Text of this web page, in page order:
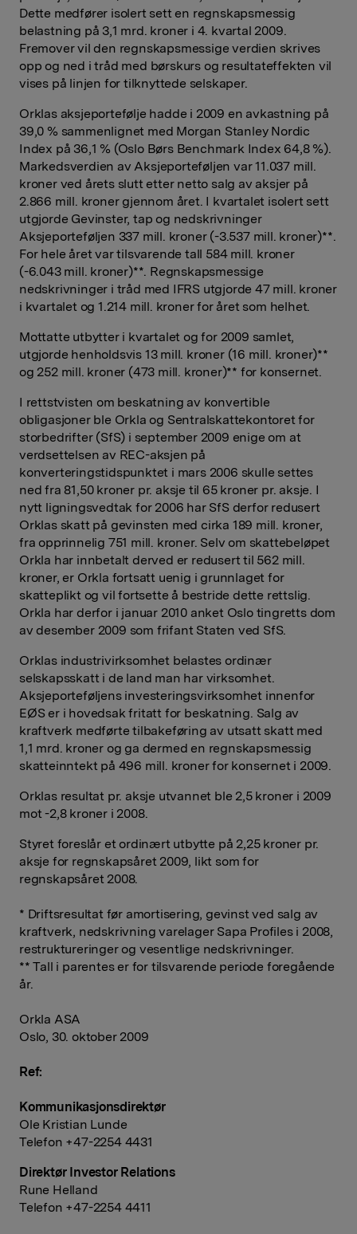
Dette medfører isolert sett en regnskapsmessig
belastning på 3,1 mrd. kroner i 4. kvartal 2009.
Fremover vil den regnskapsmessige verdien skrives
opp og ned i tråd med børskurs og resultateffekten vil
vises på linjen for tilknyttede selskaper.
Orklas aksjeportefølje hadde i 2009 en avkastning på
39,0 % sammenlignet med Morgan Stanley Nordic
Index på 36,1 % (Oslo Børs Benchmark Index 64,8 %).
Markedsverdien av Aksjeporteføljen var 11.037 mill.
kroner ved årets slutt etter netto salg av aksjer på
2.866 mill. kroner gjennom året. I kvartalet isolert sett
utgjorde Gevinster, tap og nedskrivninger
Aksjeporteføljen 337 mill. kroner (-3.537 mill. kroner)**.
For hele året var tilsvarende tall 584 mill. kroner
(-6.043 mill. kroner)**. Regnskapsmessige
nedskrivninger i tråd med IFRS utgjorde 47 mill. kroner
i kvartalet og 1.214 mill. kroner for året som helhet.
Mottatte utbytter i kvartalet og for 2009 samlet,
utgjorde henholdsvis 13 mill. kroner (16 mill. kroner)**
og 252 mill. kroner (473 mill. kroner)** for konsernet.
I rettstvisten om beskatning av konvertible
obligasjoner ble Orkla og Sentralskattekontoret for
storbedrifter (SfS) i september 2009 enige om at
verdsettelsen av REC-aksjen på
konverteringstidspunktet i mars 2006 skulle settes
ned fra 81,50 kroner pr. aksje til 65 kroner pr. aksje. I
nytt ligningsvedtak for 2006 har SfS derfor redusert
Orklas skatt på gevinsten med cirka 189 mill. kroner,
fra opprinnelig 751 mill. kroner. Selv om skattebeløpet
Orkla har innbetalt derved er redusert til 562 mill.
kroner, er Orkla fortsatt uenig i grunnlaget for
skatteplikt og vil fortsette å bestride dette rettslig.
Orkla har derfor i januar 2010 anket Oslo tingretts dom
av desember 2009 som frifant Staten ved SfS.
Orklas industrivirksomhet belastes ordinær
selskapsskatt i de land man har virksomhet.
Aksjeporteføljens investeringsvirksomhet innenfor
EØS er i hovedsak fritatt for beskatning. Salg av
kraftverk medførte tilbakeføring av utsatt skatt med
1,1 mrd. kroner og ga dermed en regnskapsmessig
skatteinntekt på 496 mill. kroner for konsernet i 2009.
Orklas resultat pr. aksje utvannet ble 2,5 kroner i 2009
mot -2,8 kroner i 2008.
Styret foreslår et ordinært utbytte på 2,25 kroner pr.
aksje for regnskapsåret 2009, likt som for
regnskapsåret 2008.
* Driftsresultat før amortisering, gevinst ved salg av
kraftverk, nedskrivning varelager Sapa Profiles i 2008,
restruktureringer og vesentlige nedskrivninger.
** Tall i parentes er for tilsvarende periode foregående
år.
Orkla ASA
Oslo, 30. oktober 2009
Ref:
Kommunikasjonsdirektør
Ole Kristian Lunde
Telefon +47-2254 4431
Direktør Investor Relations
Rune Helland
Telefon +47-2254 4411